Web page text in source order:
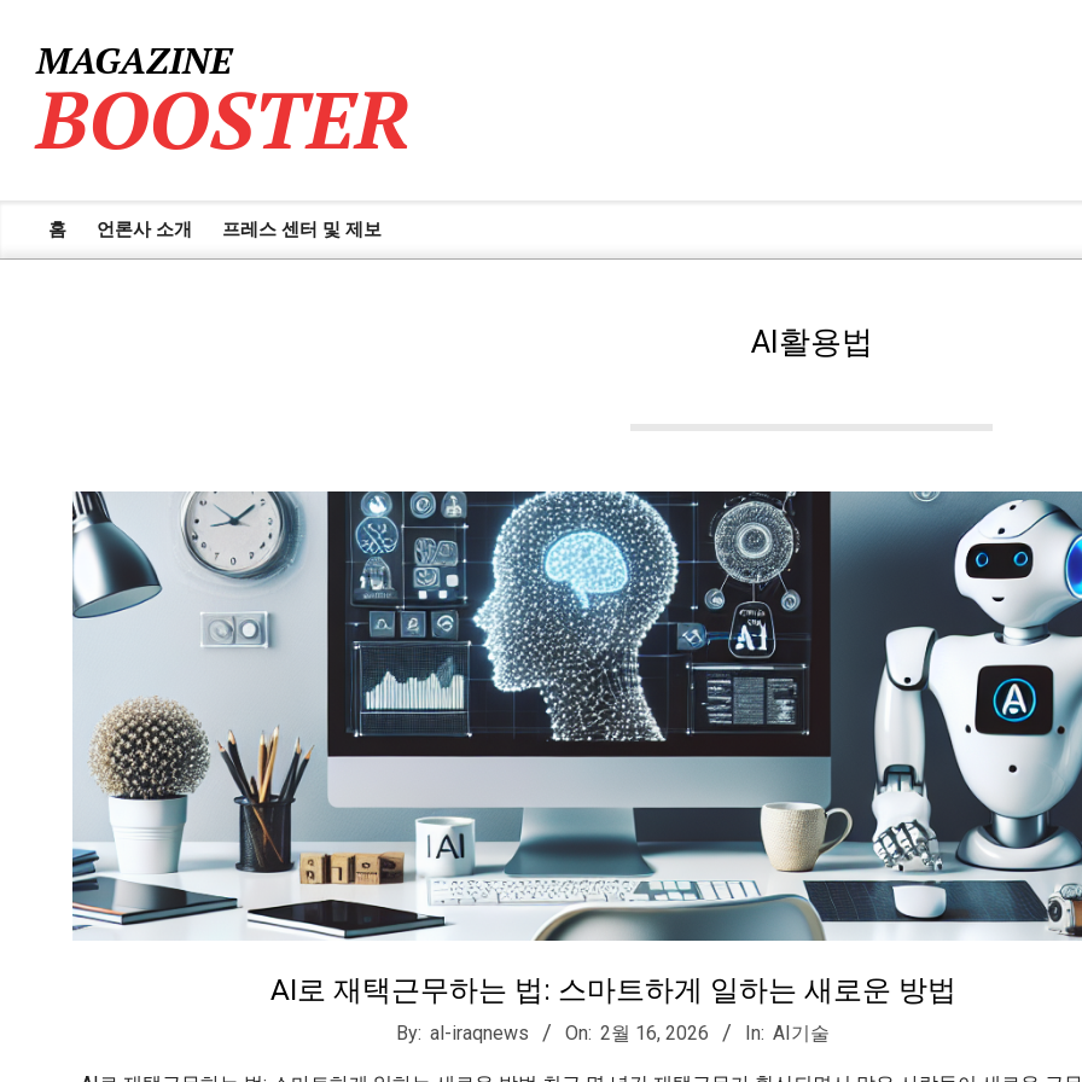
contentMAGAZINE
BOOSTER
Primary
홈 언론사 소개 프레스 센터 및 제보
AI활용법
AI로 재택근무하는 법: 스마트하게 일하는 새로운 방법
By: al-iraqnews On: 2월 16, 2026 In: AI기술